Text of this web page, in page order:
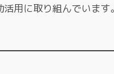
用に取り組んでいま